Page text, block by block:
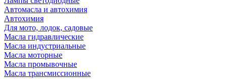
Автомасла и автохимия
Автохимия
Для мото, лодок, садовые
Масла гидравлические
Масла индустриальные
Масла моторные
Масла промывочные
Масла трансмиссионные